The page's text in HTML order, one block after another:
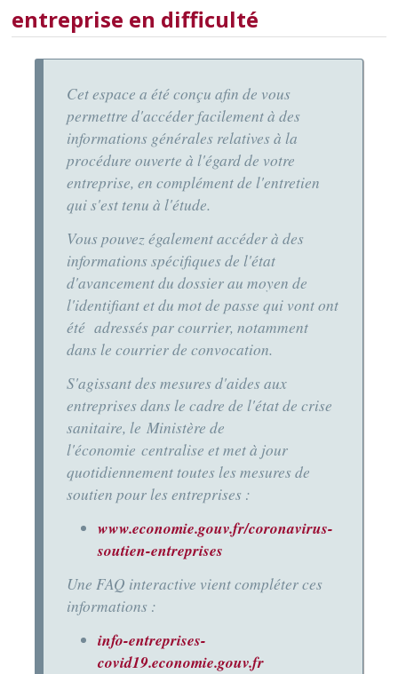
entreprise en difficulté
Cet espace a été conçu afin de vous
permettre d'accéder facilement à des
informations générales relatives à la
procédure ouverte à l'égard de votre
entreprise, en complément de l'entretien
qui s'est tenu à l'étude.
Vous pouvez également accéder à des
informations spécifiques de l'état
d'avancement du dossier au moyen de
l'identifiant et du mot de passe qui vont ont
été adressés par courrier, notamment
dans le courrier de convocation.
S'agissant des mesures d'aides aux
entreprises dans le cadre de l'état de crise
sanitaire, le Ministère de
l'économie centralise et met à jour
quotidiennement toutes les mesures de
soutien pour les entreprises :
www.economie.gouv.fr/coronavirus-
soutien-entreprises
Une FAQ interactive vient compléter ces
informations :
info-entreprises-
covid19.economie.gouv.fr